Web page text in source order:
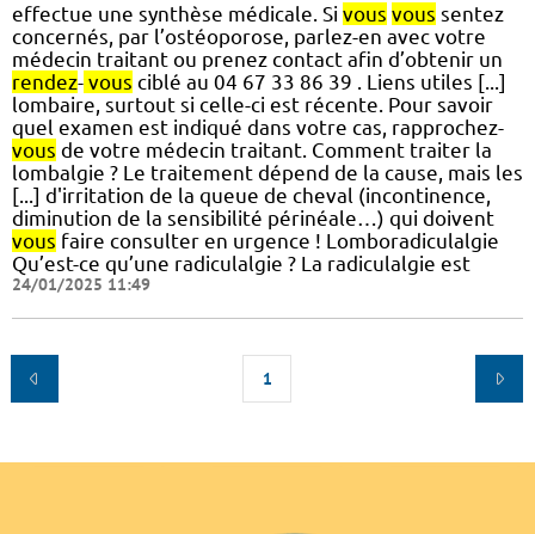
effectue une synthèse médicale. Si vous vous sentez
concernés, par l’ostéoporose, parlez-en avec votre
médecin traitant ou prenez contact afin d’obtenir un
rendez- vous ciblé au 04 67 33 86 39 . Liens utiles [...]
lombaire, surtout si celle-ci est récente. Pour savoir
quel examen est indiqué dans votre cas, rapprochez-
vous de votre médecin traitant. Comment traiter la
lombalgie ? Le traitement dépend de la cause, mais les
[...] d'irritation de la queue de cheval (incontinence,
diminution de la sensibilité périnéale…) qui doivent
vous faire consulter en urgence ! Lomboradiculalgie
Qu’est-ce qu’une radiculalgie ? La radiculalgie est
24/01/2025 11:49
1